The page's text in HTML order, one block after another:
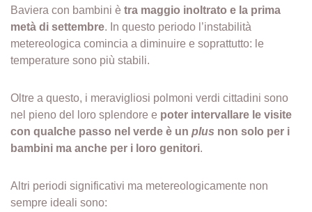
Baviera con bambini è tra maggio inoltrato e la prima
metà di settembre. In questo periodo l’instabilità
metereologica comincia a diminuire e soprattutto: le
temperature sono più stabili.
Oltre a questo, i meravigliosi polmoni verdi cittadini sono
nel pieno del loro splendore e poter intervallare le visite
con qualche passo nel verde è un plus non solo per i
bambini ma anche per i loro genitori.
Altri periodi significativi ma metereologicamente non
sempre ideali sono: